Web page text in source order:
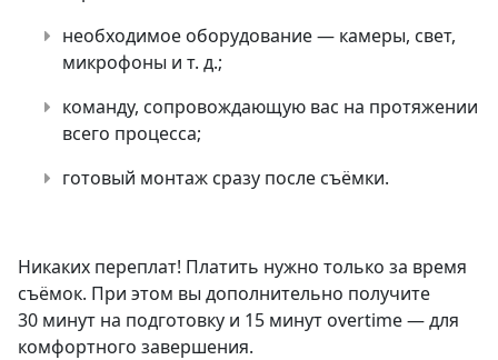
необходимое оборудование — камеры, свет,
микрофоны и т. д.;
команду, сопровождающую вас на протяжении
всего процесса;
готовый монтаж сразу после съёмки.
Никаких переплат! Платить нужно только за время
съёмок. При этом вы дополнительно получите
30 минут на подготовку и 15 минут overtime — для
комфортного завершения.